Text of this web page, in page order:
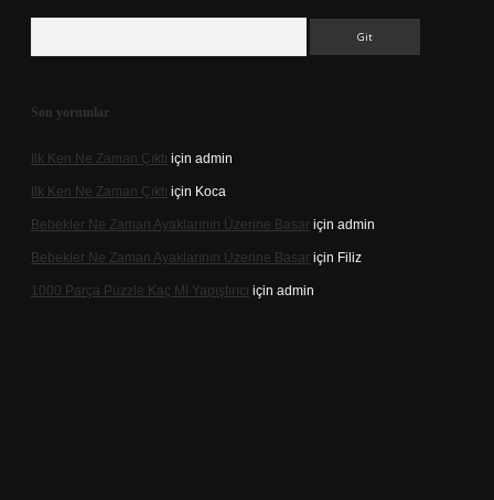
Son yorumlar
Ilk Ken Ne Zaman Çıktı için admin
Ilk Ken Ne Zaman Çıktı için Koca
Bebekler Ne Zaman Ayaklarının Üzerine Basar için admin
Bebekler Ne Zaman Ayaklarının Üzerine Basar için Filiz
1000 Parça Puzzle Kaç Ml Yapıştırıcı için admin